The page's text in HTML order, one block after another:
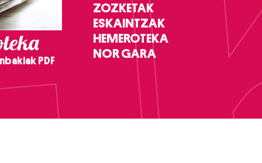
PDF
ZOZKETAK
ESKAINTZAK
HEMEROTEKA
NOR GARA